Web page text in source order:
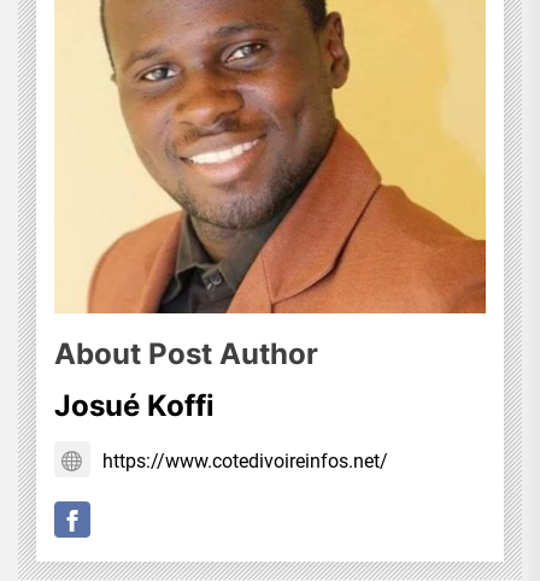
About Post Author
Josué Koffi
https://www.cotedivoireinfos.net/